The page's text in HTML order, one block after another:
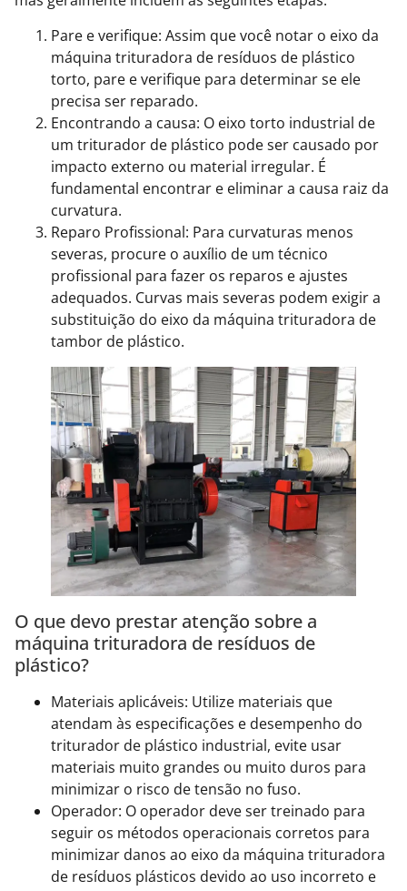
Pare e verifique: Assim que você notar o eixo da
máquina trituradora de resíduos de plástico
torto, pare e verifique para determinar se ele
precisa ser reparado.
Encontrando a causa: O eixo torto industrial de
um triturador de plástico pode ser causado por
impacto externo ou material irregular. É
fundamental encontrar e eliminar a causa raiz da
curvatura.
Reparo Profissional: Para curvaturas menos
severas, procure o auxílio de um técnico
profissional para fazer os reparos e ajustes
adequados. Curvas mais severas podem exigir a
substituição do eixo da máquina trituradora de
tambor de plástico.
O que devo prestar atenção sobre a
máquina trituradora de resíduos de
plástico?
Materiais aplicáveis: Utilize materiais que
atendam às especificações e desempenho do
triturador de plástico industrial, evite usar
materiais muito grandes ou muito duros para
minimizar o risco de tensão no fuso.
Operador: O operador deve ser treinado para
seguir os métodos operacionais corretos para
minimizar danos ao eixo da máquina trituradora
de resíduos plásticos devido ao uso incorreto e